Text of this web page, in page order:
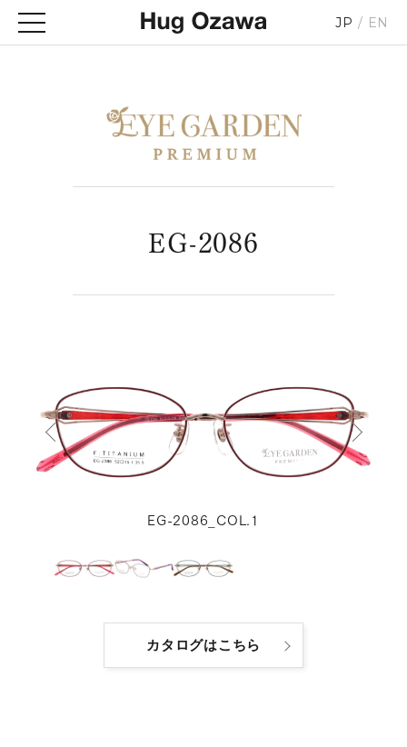
JP EN
EG-2086
EG-2086_COL.1
カタログはこちら